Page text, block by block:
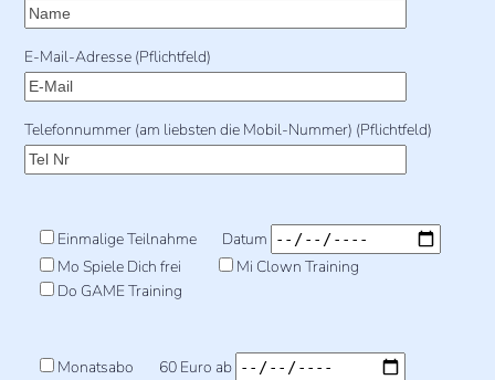
E-Mail-Adresse (Pflichtfeld)
Telefonnummer (am liebsten die Mobil-Nummer) (Pflichtfeld)
Einmalige Teilnahme
Datum
Mo Spiele Dich frei
Mi Clown Training
Do GAME Training
Monatsabo 60 Euro ab